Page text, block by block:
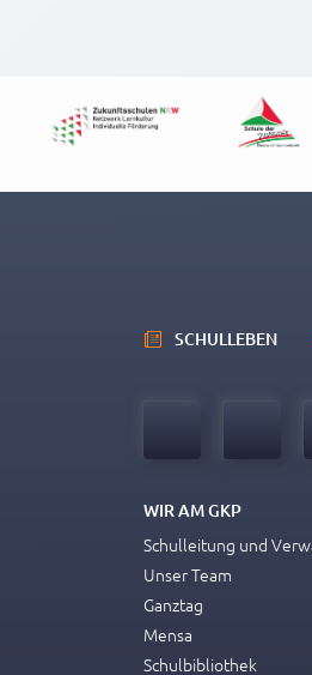
SCHULLEBEN
WIR AM GKP
Schulleitung und
Unser Team
Ganztag
Mensa
Schulbibliothek